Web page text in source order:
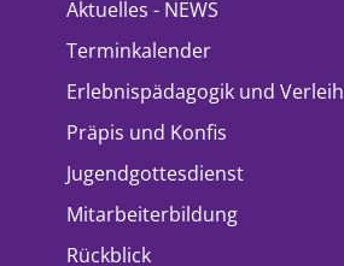
Aktuelles - NEWS
Terminkalender
Erlebnispädagogik und Verleih
Präpis und Konfis
Jugendgottesdienst
Mitarbeiterbildung
Rückblick